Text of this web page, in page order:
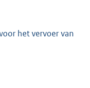
het vervoer van